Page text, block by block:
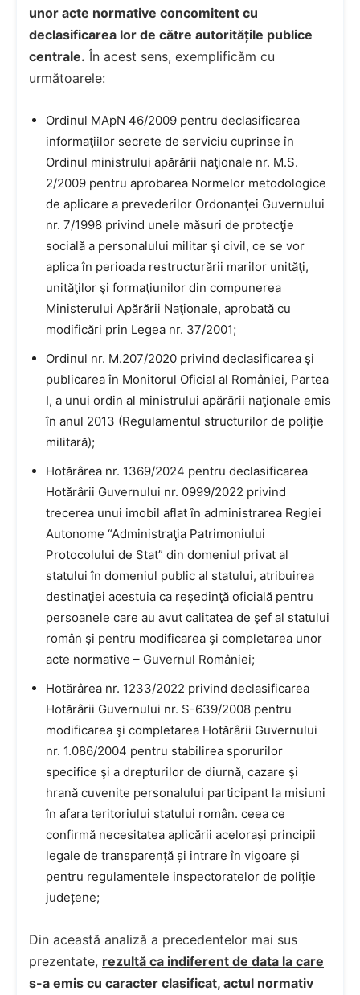
unor acte normative concomitent cu
declasificarea lor de către autoritățile publice
centrale. În acest sens, exemplificăm cu
următoarele:
Ordinul MApN 46/2009 pentru declasificarea
informaţiilor secrete de serviciu cuprinse în
Ordinul ministrului apărării naţionale nr. M.S.
2/2009 pentru aprobarea Normelor metodologice
de aplicare a prevederilor Ordonanţei Guvernului
nr. 7/1998 privind unele măsuri de protecţie
socială a personalului militar şi civil, ce se vor
aplica în perioada restructurării marilor unităţi,
unităţilor şi formaţiunilor din compunerea
Ministerului Apărării Naţionale, aprobată cu
modificări prin Legea nr. 37/2001;
Ordinul nr. M.207/2020 privind declasificarea şi
publicarea în Monitorul Oficial al României, Partea
I, a unui ordin al ministrului apărării naţionale emis
în anul 2013 (Regulamentul structurilor de poliție
militară);
Hotărârea nr. 1369/2024 pentru declasificarea
Hotărârii Guvernului nr. 0999/2022 privind
trecerea unui imobil aflat în administrarea Regiei
Autonome “Administraţia Patrimoniului
Protocolului de Stat” din domeniul privat al
statului în domeniul public al statului, atribuirea
destinaţiei acestuia ca reşedinţă oficială pentru
persoanele care au avut calitatea de şef al statului
român şi pentru modificarea şi completarea unor
acte normative – Guvernul României;
Hotărârea nr. 1233/2022 privind declasificarea
Hotărârii Guvernului nr. S-639/2008 pentru
modificarea şi completarea Hotărârii Guvernului
nr. 1.086/2004 pentru stabilirea sporurilor
specifice şi a drepturilor de diurnă, cazare şi
hrană cuvenite personalului participant la misiuni
în afara teritoriului statului român. ceea ce
confirmă necesitatea aplicării acelorași principii
legale de transparență și intrare în vigoare și
pentru regulamentele inspectoratelor de poliție
județene;
Din această analiză a precedentelor mai sus
prezentate, rezultă ca indiferent de data la care
s-a emis cu caracter clasificat, actul normativ